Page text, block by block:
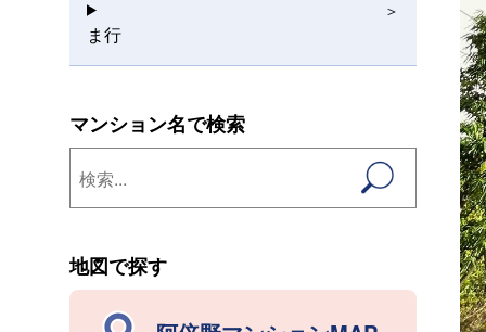
ま行
マンション名で検索
地図で探す